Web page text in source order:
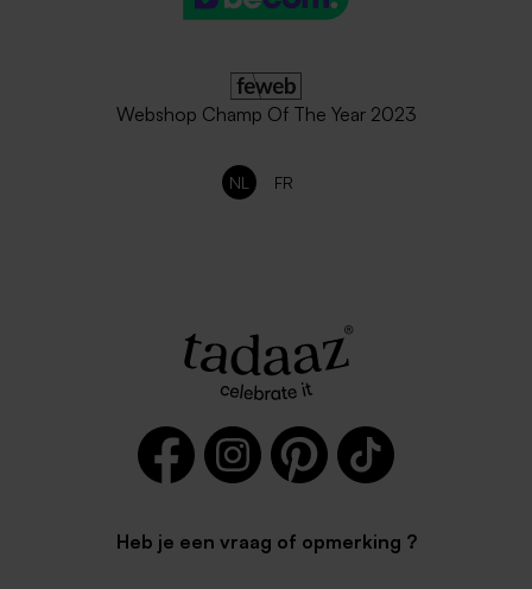
Webshop Champ Of The Year 2023
NL FR
Heb je een vraag of opmerking ?